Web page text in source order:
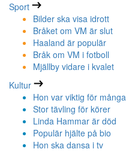
Sport
Bilder ska visa idrott
Bråket om VM är slut
Haaland är populär
Bråk om VM i fotboll
Mjällby vidare i kvalet
Kultur
Hon var viktig för många
Stor tävling för körer
Linda Hammar är död
Populär hjälte på bio
Hon ska dansa i tv